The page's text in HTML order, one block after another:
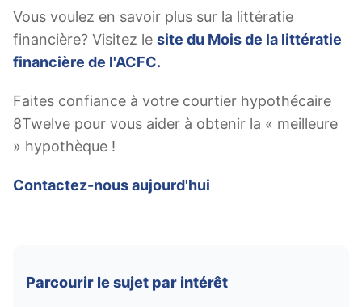
Vous voulez en savoir plus sur la littératie
financière? Visitez le site du Mois de la littératie
financière de l'ACFC.
Faites confiance à votre courtier hypothécaire
8Twelve pour vous aider à obtenir la « meilleure
» hypothèque !
Contactez-nous aujourd'hui
Parcourir le sujet par intérêt